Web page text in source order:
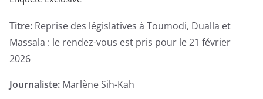
est
pris
pour
21
Titre: Reprise des législatives à Toumodi, Dualla et
Massala : le rendez-vous est pris pour le 21 février
2026
Journaliste: Marlène Sih-Kah